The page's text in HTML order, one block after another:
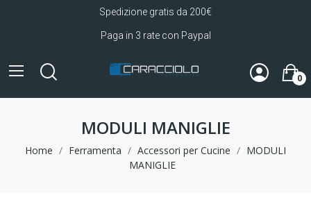
Spedizione gratis da 200€
Paga in 3 rate con Paypal
0
MODULI MANIGLIE
Home Ferramenta Accessori per Cucine
MODULI
MANIGLIE